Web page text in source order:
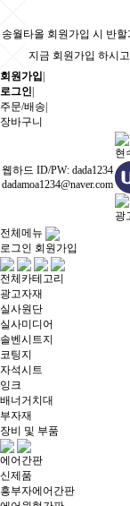
송월타올 회원가입 시 반할
지금 회원가입 하시
회원가입
로그인
주문/배송
장바구니
웹하드 ID/PW: dada1234
dadamoa1234@naver.com
현
광
전체메뉴
로그인 회원가입
전체카테고리
광고자재
실사원단
실사미디어
솔벤시트지
코팅지
자석시트
잉크
배너거치대
부자재
장비 및 부품
에어간판
신제품
흥부자에어간판